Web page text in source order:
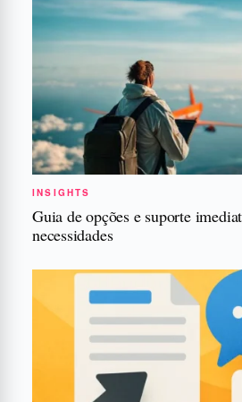
INSIGHTS
Guia de opções e suporte
necessidades